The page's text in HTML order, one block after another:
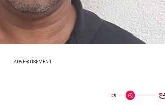
ADVERTISEMENT
ಅ